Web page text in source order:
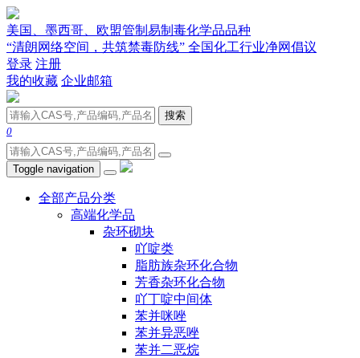
美国、墨西哥、欧盟管制易制毒化学品品种
“清朗网络空间，共筑禁毒防线” 全国化工行业净网倡议
登录 注册
我的收藏 企业邮箱
搜索
0
Toggle navigation
全部产品分类
高端化学品
杂环砌块
吖啶类
脂肪族杂环化合物
芳香杂环化合物
吖丁啶中间体
苯并咪唑
苯并异恶唑
苯并二恶烷